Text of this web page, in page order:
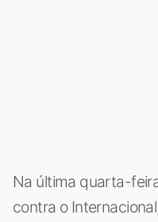
Na última quarta-
contra o